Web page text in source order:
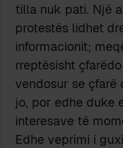
tilla nuk pati. Një
protestës lidhet
informacionit;
rreptësisht
vendosur se çfarë
jo, por edhe duke
interesave të
Edhe veprimi i